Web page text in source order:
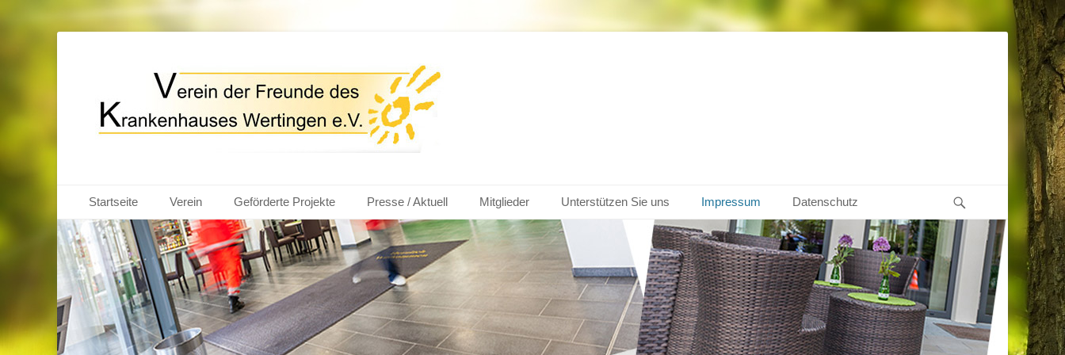
Förderverein Krankenhaus Wertingen
Primärmenu
zum
Inhalt
Startseite Verein Geförderte Projekte Presse / Aktuell Mitglieder Unterstützen Sie uns Impressum Datenschutz